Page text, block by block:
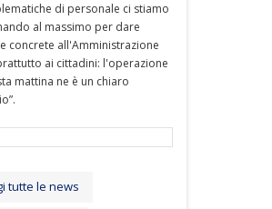
di personale ci stiamo
al massimo per dare
concrete all'Amministrazione
ai cittadini: l'operazione
mattina ne è un chiaro
tutte le news